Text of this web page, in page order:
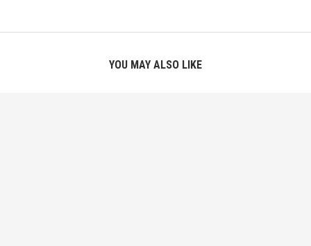
YOU MAY ALSO LIKE